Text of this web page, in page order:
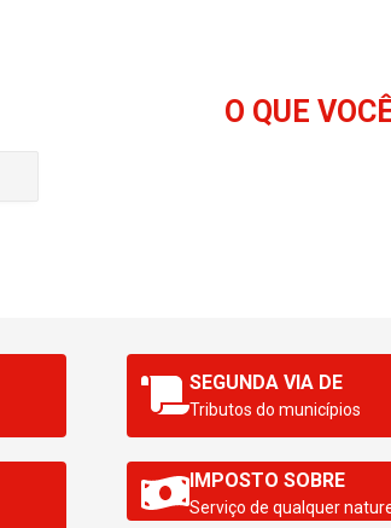
O QUE
SEGUNDA VIA DE
Tributos do municípios
IMPOSTO SOBRE
Serviço de qualquer